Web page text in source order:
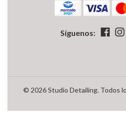
Síguenos:
© 2026 Studio Detailing. Todos